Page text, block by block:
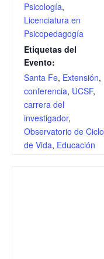
Psicología,
Licenciatura en
Psicopedagogía
Etiquetas del
Evento:
Santa Fe, Extensión,
conferencia, UCSF,
carrera del
investigador,
Observatorio de Ciclo
de Vida, Educación